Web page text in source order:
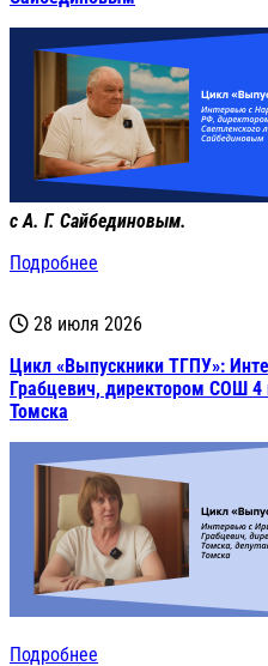
с А. Г. Сайбединовым.
Подробнее
28 июля 2026
Цикл «Выпускники ТГПУ»:
Грабцевич, директором СОШ
Томска
Подробнее